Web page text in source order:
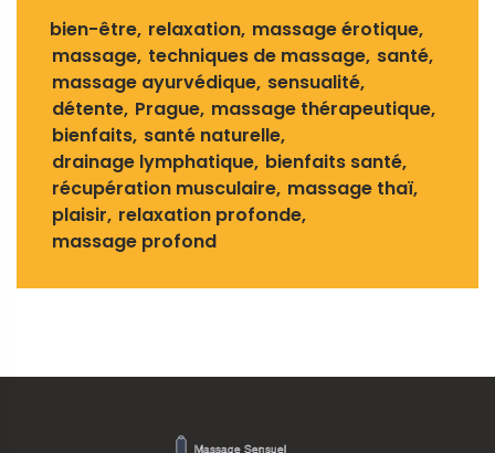
bien-être relaxation massage érotique
massage techniques de massage santé
massage ayurvédique sensualité
détente Prague massage thérapeutique
bienfaits santé naturelle
drainage lymphatique bienfaits santé
récupération musculaire massage thaï
plaisir relaxation profonde
massage profond